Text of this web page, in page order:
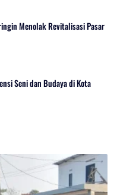
Menolak Revitalisasi Pasar
Seni dan Budaya di Kota